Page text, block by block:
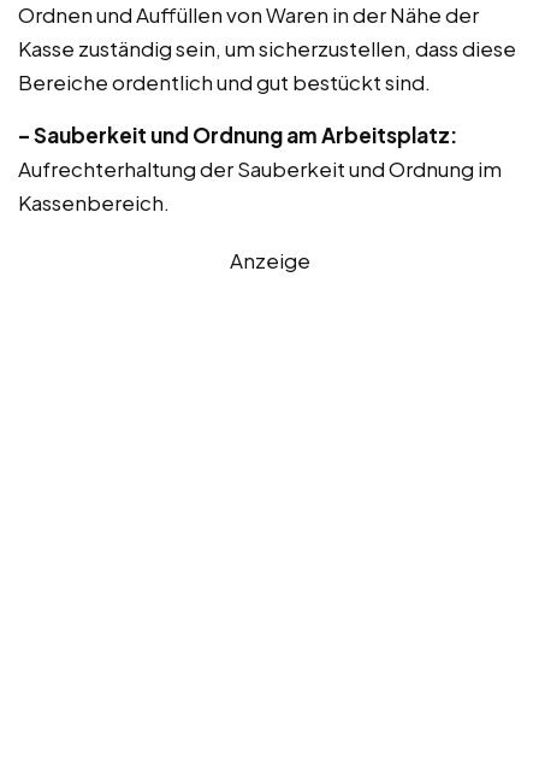
Ordnen und Auffüllen von Waren in der Nähe der
Kasse zuständig sein, um sicherzustellen, dass diese
Bereiche ordentlich und gut bestückt sind.
– Sauberkeit und Ordnung am Arbeitsplatz:
Aufrechterhaltung der Sauberkeit und Ordnung im
Kassenbereich.
Anzeige